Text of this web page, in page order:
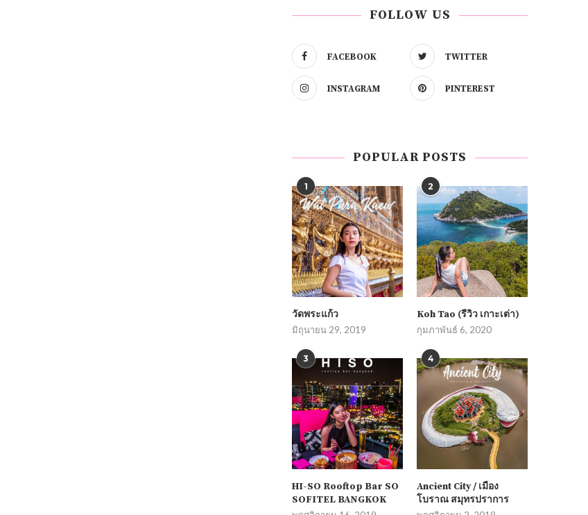
FOLLOW US
FACEBOOK TWITTER
INSTAGRAM PINTEREST
POPULAR POSTS
1
วัดพระแก้ว
มิถุนายน 29, 2019
2
Koh Tao (รีวิว เกาะเต่า)
กุมภาพันธ์ 6, 2020
3
HI-SO Rooftop Bar SO
SOFITEL BANGKOK
4
Ancient City / เมือง
โบราณ สมุทรปราการ